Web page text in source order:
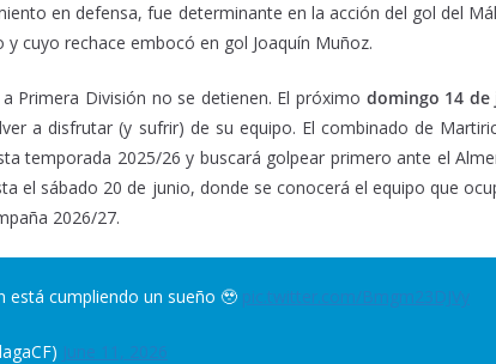
en defensa, fue determinante en la acción del gol del
cuyo rechace embocó en gol Joaquín Muñoz.
Primera División no se detienen. El próximo domingo 14 de
a disfrutar (y sufrir) de su equipo. El combinado de
temporada 2025/26 y buscará golpear primero ante el
el sábado 20 de junio, donde se conocerá el equipo que
2026/27.
está cumpliendo un sueño 🥹 pic.twitter.com/Bmgm23DJVy
June 11, 2026